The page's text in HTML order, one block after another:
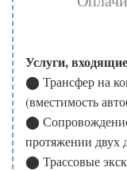
Услуги,
⬤ Трансфер на
(вместимость
⬤
протяжении двух
⬤ Трассовые
Оплачивается
При
территорий
руб. за